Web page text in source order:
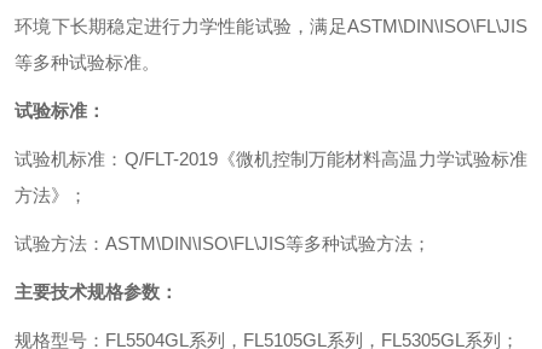
环境下长期稳定进行力学性能试验，满足ASTM\DIN\ISO\FL\JIS
等多种试验标准。
试验标准：
试验机标准 ： Q/FLT-2019《微机控制万能材料高温力学试验标准
方法》
；
试验方法 ： ASTM\DIN\ISO\FL\JIS等多种试验方法 ；
主要技术规格参数 ：
规格型号 ： FL5504GL 系列 ， FL5105GL 系列 ， FL5305GL 系列 ；